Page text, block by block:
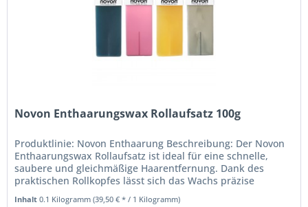
Novon Enthaarungswax Rollaufsatz 100g
Produktlinie: Novon Enthaarung Beschreibung: Der Novon
Enthaarungswax Rollaufsatz ist ideal für eine schnelle,
saubere und gleichmäßige Haarentfernung. Dank des
praktischen Rollkopfes lässt sich das Wachs präzise
auftragen und eignet...
Inhalt0.1 Kilogramm(39,50 € * / 1 Kilogramm)